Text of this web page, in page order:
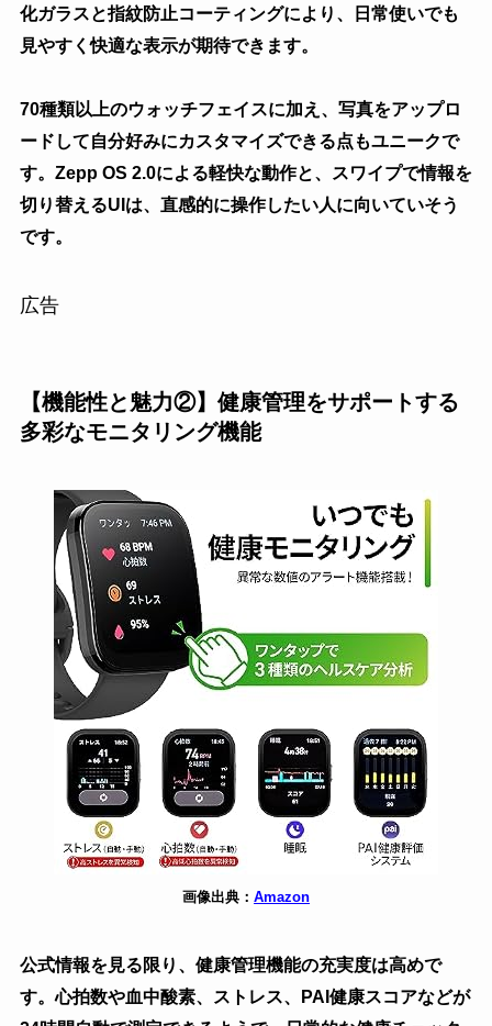
化ガラスと指紋防止コーティングにより、日常使いでも
見やすく快適な表示が期待できます。
70種類以上のウォッチフェイスに加え、写真をアップロ
ードして自分好みにカスタマイズできる点もユニークで
す。Zepp OS 2.0による軽快な動作と、スワイプで情報を
切り替えるUIは、直感的に操作したい人に向いていそう
です。
広告
【機能性と魅力②】健康管理をサポートする
多彩なモニタリング機能
画像出典： Amazon
公式情報を見る限り、健康管理機能の充実度は高めで
す。心拍数や血中酸素、ストレス、PAI健康スコアなどが